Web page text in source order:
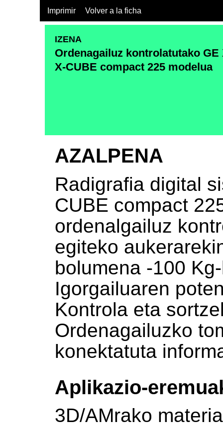
Imprimir Volver a la ficha
IZENA
Ordenagailuz kontrolatutako GE
X-CUBE compact 225 modelua
AZALPENA
Radigrafia digital
CUBE compact
ordenalgailuz
egiteko
bolumena -100
Igorgailuaren
Kontrola eta
Ordenagailuzko
konektatuta
Aplikazio-
3D/AMrako